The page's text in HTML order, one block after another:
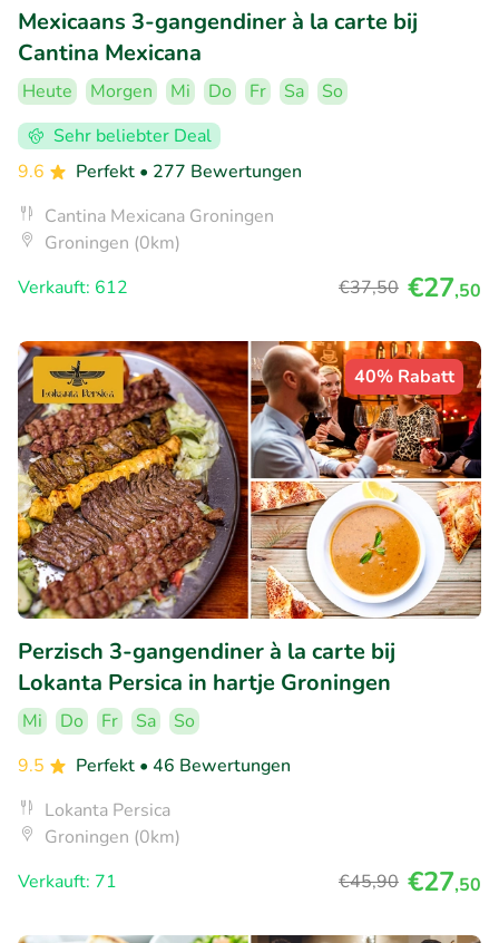
Mexicaans 3-gangendiner à la carte bij
Cantina Mexicana
Heute Morgen Mi Do Fr Sa
So
Sehr beliebter Deal
9.6
Perfekt • 277 Bewertungen
Cantina Mexicana Groningen
Groningen (0km)
Verkauft: 612
€37,50 €27,50
40% Rabatt
Perzisch 3-gangendiner à la carte bij
Lokanta Persica in hartje Groningen
Mi Do Fr Sa
So
9.5
Perfekt • 46 Bewertungen
Lokanta Persica
Groningen (0km)
Verkauft: 71
€45,90 €27,50